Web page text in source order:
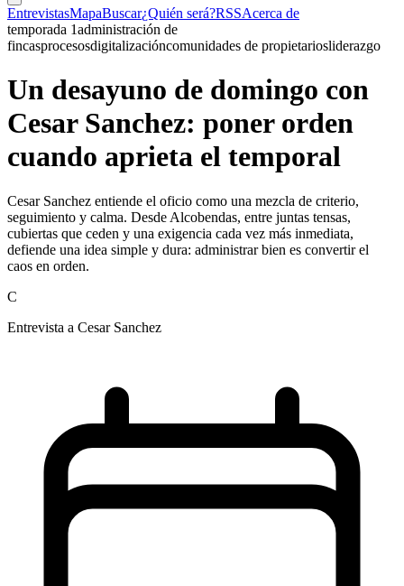
EntrevistasMapaBuscar¿Quién será?RSSAcerca de
temporada 1administración de
fincasprocesosdigitalizacióncomunidades de propietariosliderazgo
Un desayuno de domingo con
Cesar Sanchez: poner orden
cuando aprieta el temporal
Cesar Sanchez entiende el oficio como una mezcla de criterio,
seguimiento y calma. Desde Alcobendas, entre juntas tensas,
cubiertas que ceden y una exigencia cada vez más inmediata,
defiende una idea simple y dura: administrar bien es convertir el
caos en orden.
C
Entrevista a Cesar Sanchez